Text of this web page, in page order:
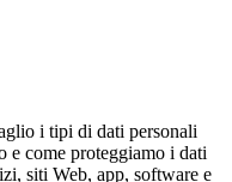
i tipi di dati personali
e come proteggiamo i dati
siti Web, app, software e